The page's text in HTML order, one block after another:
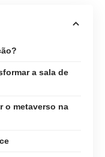
a sala de
o metaverso na